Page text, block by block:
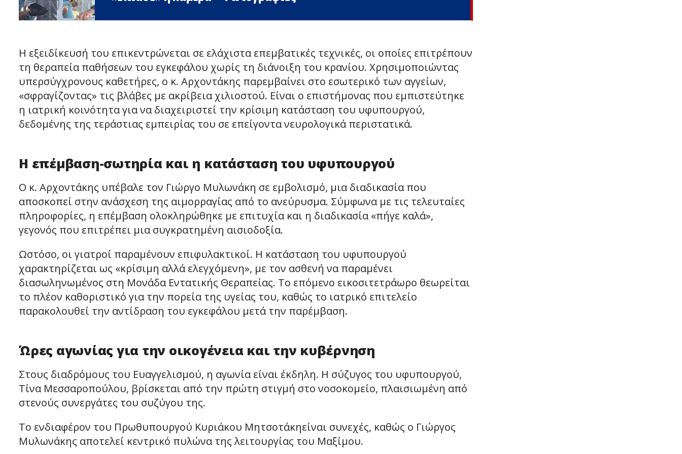
Η εξειδίκευσή του επικεντρώνεται σε ελάχιστα επεμβατικές τεχνικές, οι οποίες επιτρέπουν
τη θεραπεία παθήσεων του εγκεφάλου χωρίς τη διάνοιξη του κρανίου. Χρησιμοποιώντας
υπερσύγχρονους καθετήρες, ο κ. Αρχοντάκης παρεμβαίνει στο εσωτερικό των αγγείων,
«σφραγίζοντας» τις βλάβες με ακρίβεια χιλιοστού. Είναι ο επιστήμονας που εμπιστεύτηκε
η ιατρική κοινότητα για να διαχειριστεί την κρίσιμη κατάσταση του υφυπουργού,
δεδομένης της τεράστιας εμπειρίας του σε επείγοντα νευρολογικά περιστατικά.
Η επέμβαση-σωτηρία και η κατάσταση του υφυπουργού
Ο κ. Αρχοντάκης υπέβαλε τον Γιώργο Μυλωνάκη σε εμβολισμό, μια διαδικασία που
αποσκοπεί στην ανάσχεση της αιμορραγίας από το ανεύρυσμα. Σύμφωνα με τις τελευταίες
πληροφορίες, η επέμβαση ολοκληρώθηκε με επιτυχία και η διαδικασία «πήγε καλά»,
γεγονός που επιτρέπει μια συγκρατημένη αισιοδοξία.
Ωστόσο, οι γιατροί παραμένουν επιφυλακτικοί. Η κατάσταση του υφυπουργού
χαρακτηρίζεται ως «κρίσιμη αλλά ελεγχόμενη», με τον ασθενή να παραμένει
διασωληνωμένος στη Μονάδα Εντατικής Θεραπείας. Το επόμενο εικοσιτετράωρο θεωρείται
το πλέον καθοριστικό για την πορεία της υγείας του, καθώς το ιατρικό επιτελείο
παρακολουθεί την αντίδραση του εγκεφάλου μετά την παρέμβαση.
Ώρες αγωνίας για την οικογένεια και την κυβέρνηση
Στους διαδρόμους του Ευαγγελισμού, η αγωνία είναι έκδηλη. Η σύζυγος του υφυπουργού,
Τίνα Μεσσαροπούλου, βρίσκεται από την πρώτη στιγμή στο νοσοκομείο, πλαισιωμένη από
στενούς συνεργάτες του συζύγου της.
Το ενδιαφέρον του Πρωθυπουργού Κυριάκου Μητσοτάκηείναι συνεχές, καθώς ο Γιώργος
Μυλωνάκης αποτελεί κεντρικό πυλώνα της λειτουργίας του Μαξίμου.